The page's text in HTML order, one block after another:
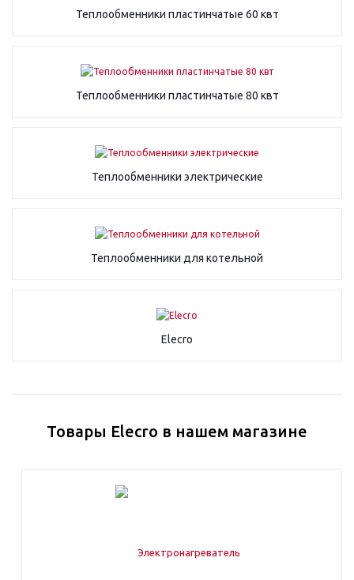
Теплообменники пластинчатые 60 квт
Теплообменники пластинчатые 80 квт
Теплообменники электрические
Теплообменники для котельной
Elecro
Товары Elecro в нашем магазине